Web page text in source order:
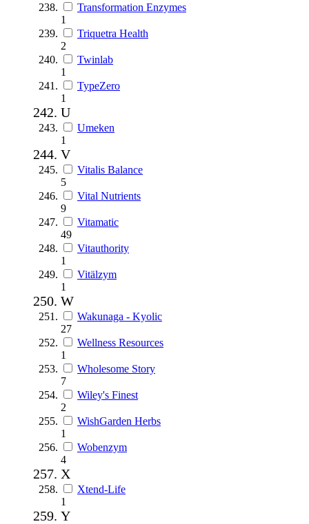
Transformation Enzymes
1
Triquetra Health
2
Twinlab
1
TypeZero
1
U
Umeken
1
V
Vitalis Balance
5
Vital Nutrients
9
Vitamatic
49
Vitauthority
1
Vitälzym
1
W
Wakunaga - Kyolic
27
Wellness Resources
1
Wholesome Story
7
Wiley's Finest
2
WishGarden Herbs
1
Wobenzym
4
X
Xtend-Life
1
Y